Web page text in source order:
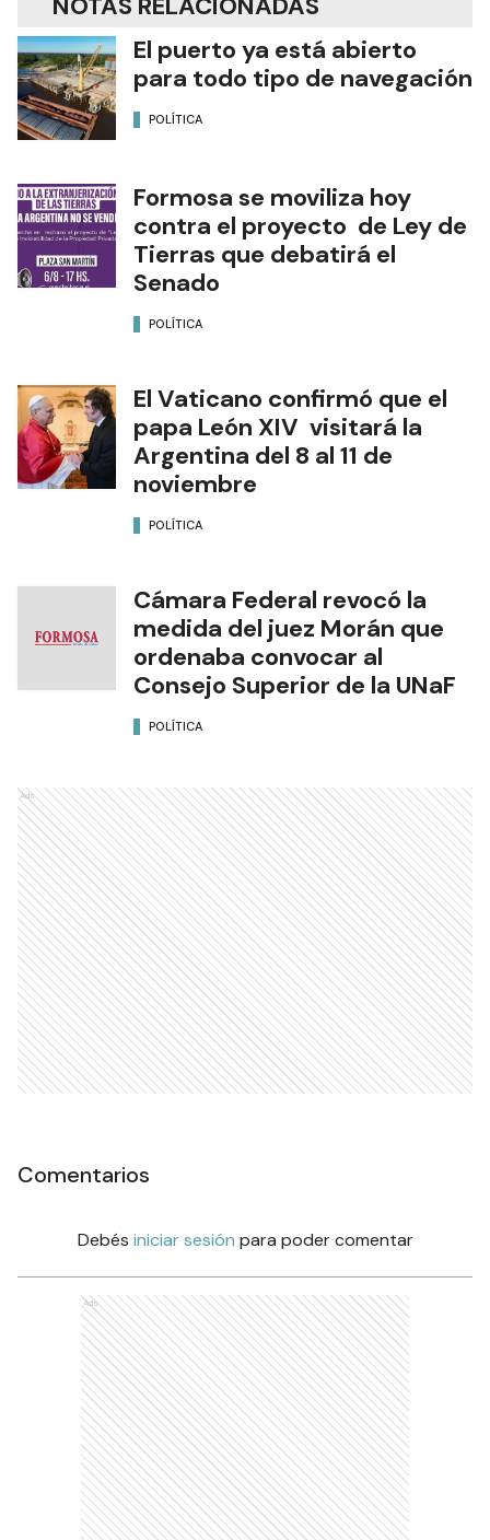
El puerto ya está abierto
para todo tipo de navegación
POLÍTICA
Formosa se moviliza hoy
contra el proyecto de Ley de
Tierras que debatirá el
Senado
POLÍTICA
El Vaticano confirmó que el
papa León XIV visitará la
Argentina del 8 al 11 de
noviembre
POLÍTICA
Cámara Federal revocó la
medida del juez Morán que
ordenaba convocar al
Consejo Superior de la UNaF
POLÍTICA
Ads
Comentarios
Debés iniciar sesión para poder comentar
Ads